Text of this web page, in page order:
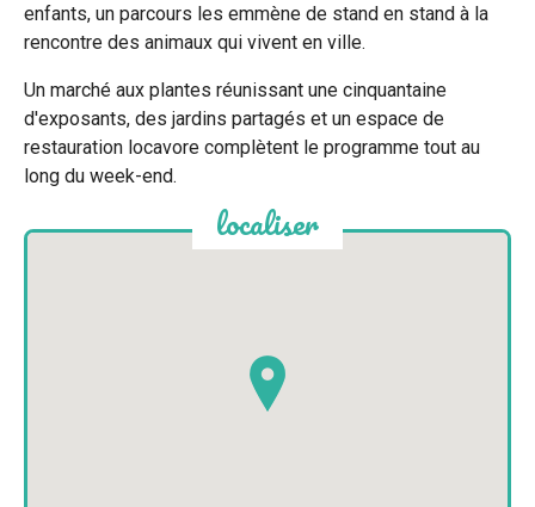
enfants, un parcours les emmène de stand en stand à la
rencontre des animaux qui vivent en ville.
Un marché aux plantes réunissant une cinquantaine
d'exposants, des jardins partagés et un espace de
restauration locavore complètent le programme tout au
long du week-end.
localiser